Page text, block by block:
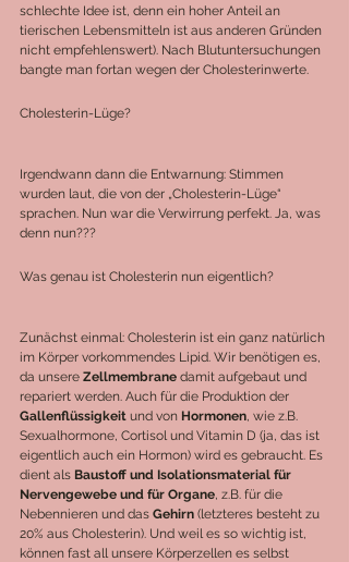
schlechte Idee ist, denn ein hoher Anteil an
tierischen Lebensmitteln ist aus anderen Gründen
nicht empfehlenswert). Nach Blutuntersuchungen
bangte man fortan wegen der Cholesterinwerte.
Cholesterin-Lüge?
Irgendwann dann die Entwarnung: Stimmen
wurden laut, die von der „Cholesterin-Lüge“
sprachen. Nun war die Verwirrung perfekt. Ja, was
denn nun???
Was genau ist Cholesterin nun eigentlich?
Zunächst einmal: Cholesterin ist ein ganz natürlich
im Körper vorkommendes Lipid. Wir benötigen es,
da unsere Zellmembrane damit aufgebaut und
repariert werden. Auch für die Produktion der
Gallenflüssigkeit und von Hormonen, wie z.B.
Sexualhormone, Cortisol und Vitamin D (ja, das ist
eigentlich auch ein Hormon) wird es gebraucht. Es
dient als Baustoff und Isolationsmaterial für
Nervengewebe und für Organe, z.B. für die
Nebennieren und das Gehirn (letzteres besteht zu
20% aus Cholesterin). Und weil es so wichtig ist,
können fast all unsere Körperzellen es selbst